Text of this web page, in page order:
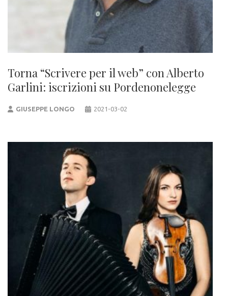
Torna “Scrivere per il web” con Alberto
Garlini: iscrizioni su Pordenonelegge
GIUSEPPE LONGO 2021-03-02